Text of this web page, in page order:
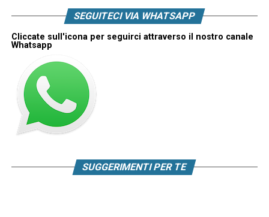
SEGUITECI VIA WHATSAPP
Cliccate sull'icona per seguirci attraverso il nostro canale
Whatsapp
SUGGERIMENTI PER TE